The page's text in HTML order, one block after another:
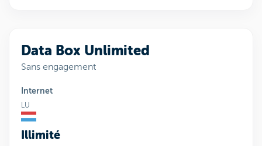
Data Box Unlimited
Sans engagement
Internet
LU
Illimité